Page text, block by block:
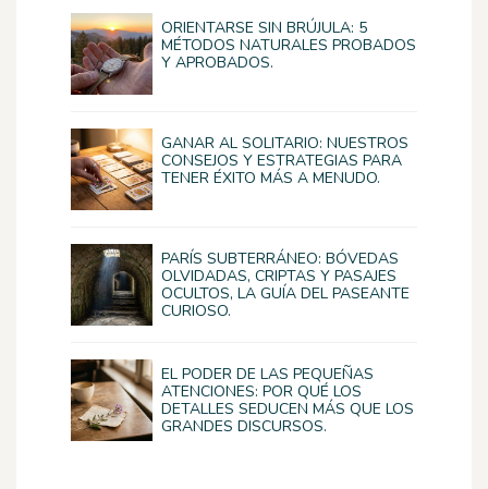
ORIENTARSE SIN BRÚJULA: 5
MÉTODOS NATURALES PROBADOS
Y APROBADOS.
GANAR AL SOLITARIO: NUESTROS
CONSEJOS Y ESTRATEGIAS PARA
TENER ÉXITO MÁS A MENUDO.
PARÍS SUBTERRÁNEO: BÓVEDAS
OLVIDADAS, CRIPTAS Y PASAJES
OCULTOS, LA GUÍA DEL PASEANTE
CURIOSO.
EL PODER DE LAS PEQUEÑAS
ATENCIONES: POR QUÉ LOS
DETALLES SEDUCEN MÁS QUE LOS
GRANDES DISCURSOS.